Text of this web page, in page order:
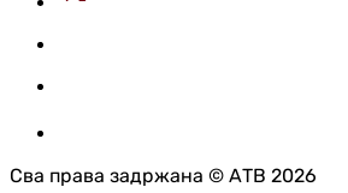
Сва права задржана © АТВ 2026